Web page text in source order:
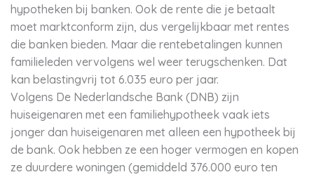
hypotheken bij banken. Ook de rente die je betaalt
moet marktconform zijn, dus vergelijkbaar met rentes
die banken bieden. Maar die rentebetalingen kunnen
familieleden vervolgens wel weer terugschenken. Dat
kan belastingvrij tot 6.035 euro per jaar.
Volgens De Nederlandsche Bank (DNB) zijn
huiseigenaren met een familiehypotheek vaak iets
jonger dan huiseigenaren met alleen een hypotheek bij
de bank. Ook hebben ze een hoger vermogen en kopen
ze duurdere woningen (gemiddeld 376.000 euro ten